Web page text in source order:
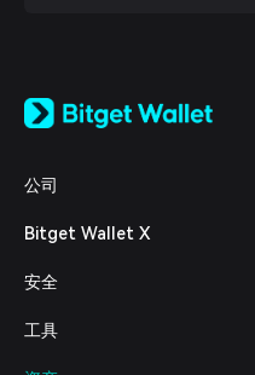
日本語
Español (Latinoamérica)
Italiano
Deutsch
繁體中文
公司
Bitget Wallet X
安全
工具